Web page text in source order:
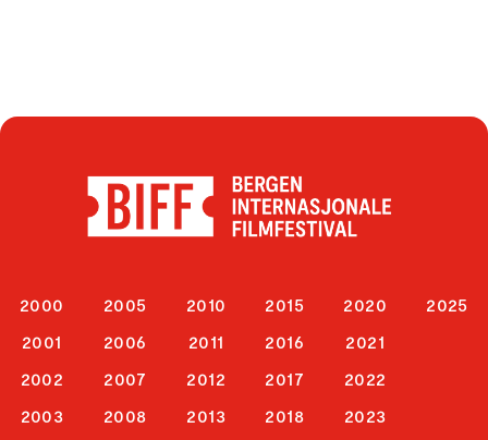
2000
2001
2002
2003
2005
2006
2007
2008
2010
2011
2012
2013
2015
2016
2017
2018
2020
2021
2022
2023
2025